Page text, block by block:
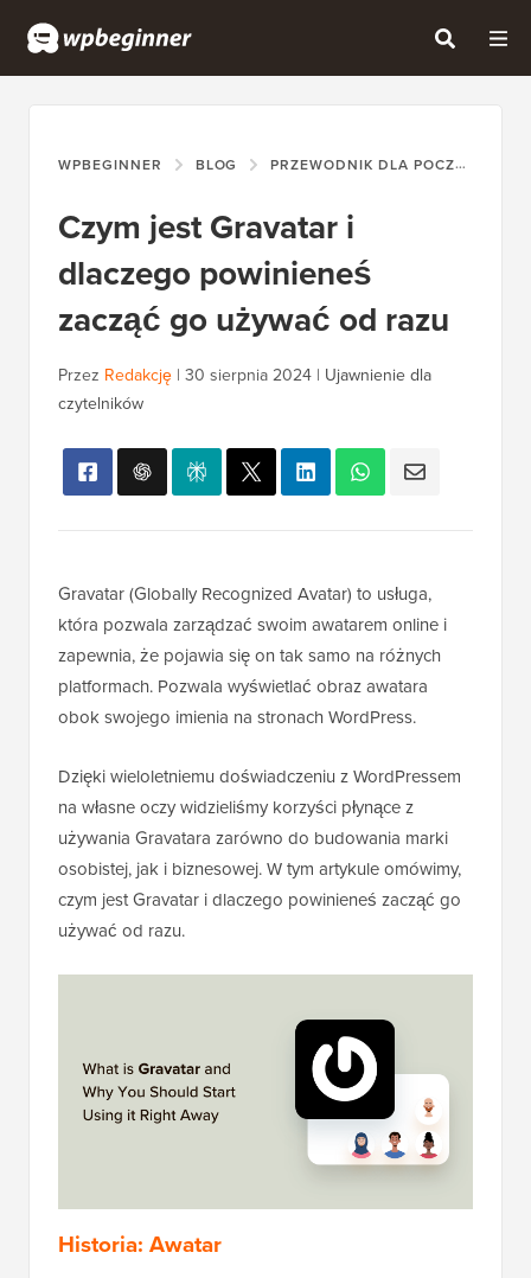
WPBEGINNER BLOG PRZEWODNIK DLA POCZĄTKUJĄCYCH
Czym jest Gravatar i
dlaczego powinieneś
zacząć go używać od razu
Przez Redakcję | 30 sierpnia 2024 | Ujawnienie dla
czytelników
Gravatar (Globally Recognized Avatar) to usługa,
która pozwala zarządzać swoim awatarem online i
zapewnia, że pojawia się on tak samo na różnych
platformach. Pozwala wyświetlać obraz awatara
obok swojego imienia na stronach WordPress.
Dzięki wieloletniemu doświadczeniu z WordPressem
na własne oczy widzieliśmy korzyści płynące z
używania Gravatara zarówno do budowania marki
osobistej, jak i biznesowej. W tym artykule omówimy,
czym jest Gravatar i dlaczego powinieneś zacząć go
używać od razu.
Historia: Awatar